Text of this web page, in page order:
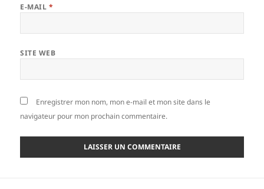
E-MAIL *
SITE WEB
Enregistrer mon nom, mon e-mail et mon site dans le
navigateur pour mon prochain commentaire.